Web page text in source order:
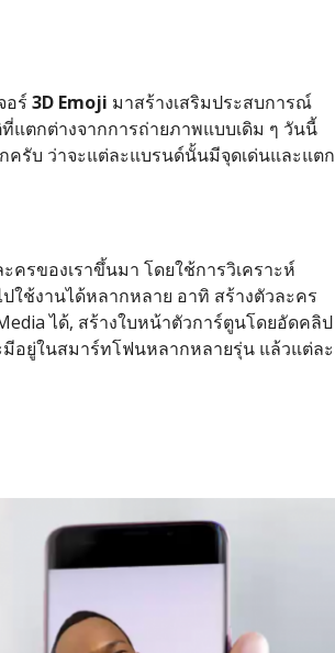
อร์ 3D Emoji มาสร้างเสริมประสบการณ์
ตกต่างจากการถ่ายภาพแบบเดิม ๆ วันนี้
ครับ ว่าจะแต่ละแบรนด์นั้นมีจุดเด่นและแตก
ครของเราขึ้นมา โดยใช้การวิเคราะห์
ช้งานได้หลากหลาย อาทิ สร้างตัวละคร
ได้, สร้างใบหน้าตัวการ์ตูนโดยอัดคลิป
มีอยู่ในสมาร์ทโฟนหลากหลายรุ่น แล้วแต่ละ